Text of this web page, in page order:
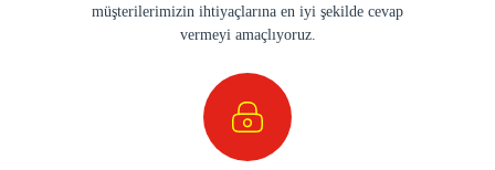
müşterilerimizin ihtiyaçlarına en iyi şekilde cevap
vermeyi amaçlıyoruz.